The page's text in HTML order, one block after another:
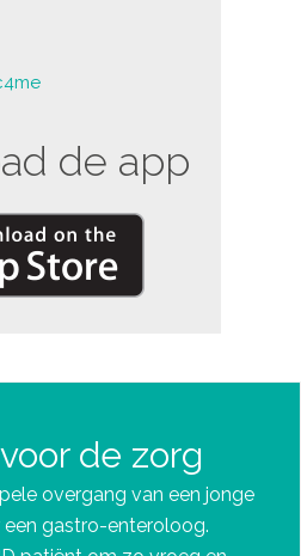
de app
de zorg
overgang van een jonge
een gastro-enteroloog.